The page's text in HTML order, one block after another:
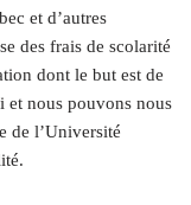
et d’autres
des frais de scolarité
dont le but est de
et nous pouvons nous
de l’Université